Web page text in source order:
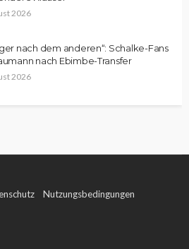
2026
nach dem anderen“: Schalke-Fans
nach Ebimbe-Transfer
2026
Nutzungsbedingungen